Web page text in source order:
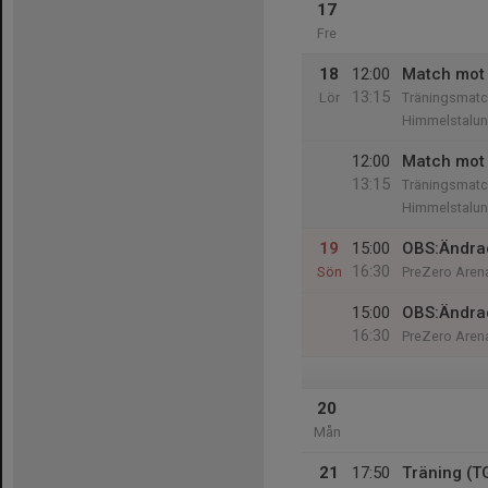
17
Fre
18
Lör
12:00
13:15
Match
12:00
13:15
Match
19
Sön
15:00
16:30
PreZero
15:00
16:30
PreZero
20
Mån
21
17:50
Träning